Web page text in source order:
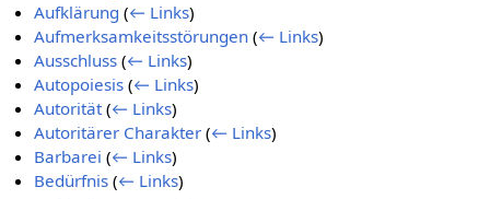
Aufklärung (← Links)
Aufmerksamkeitsstörungen (← Links)
Ausschluss (← Links)
Autopoiesis (← Links)
Autorität (← Links)
Autoritärer Charakter (← Links)
Barbarei (← Links)
Bedürfnis (← Links)